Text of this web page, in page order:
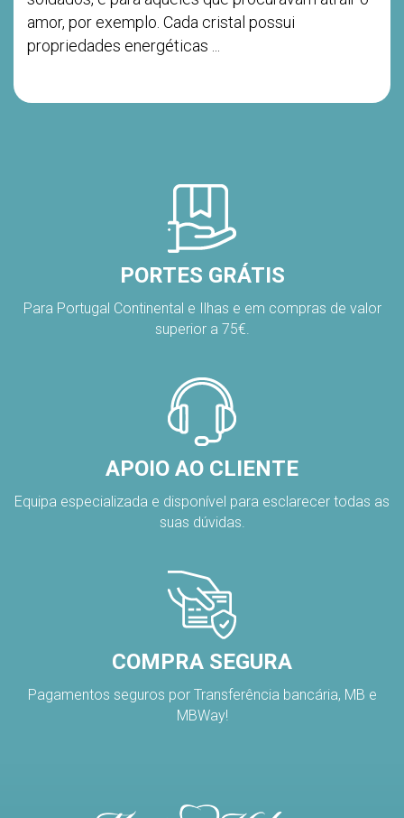
amor, por exemplo. Cada cristal possui
propriedades energéticas ...
PORTES GRÁTIS
Para Portugal Continental e Ilhas e em compras de valor
superior a 75€.
APOIO AO CLIENTE
Equipa especializada e disponível para esclarecer todas as
suas dúvidas.
COMPRA SEGURA
Pagamentos seguros por Transferência bancária, MB e
MBWay!